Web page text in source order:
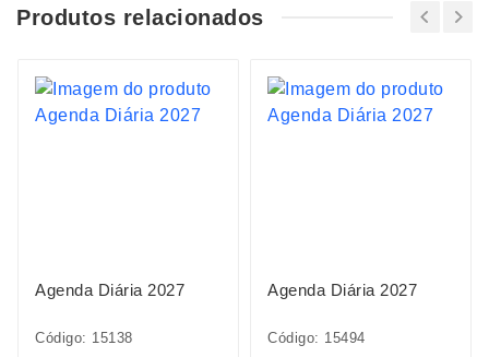
Produtos relacionados
Agenda Diária 2027
Código: 15138
Agenda Diária 2027
Código: 15494